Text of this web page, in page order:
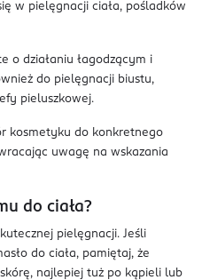
w pielęgnacji ciała, pośladków
o działaniu łagodzącym i
do pielęgnacji biustu,
pieluszkowej.
kosmetyku do konkretnego
uwagę na wskazania
do ciała?
pielęgnacji. Jeśli
do ciała, pamiętaj, że
najlepiej tuż po kąpieli lub